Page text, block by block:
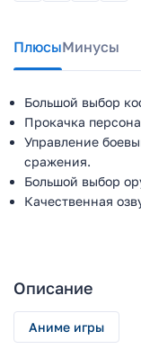
ПлюсыМинусы
Большой выбор
Прокачка
Управление
сражения.
Большой выбор
Качественная
Описание
Аниме игры